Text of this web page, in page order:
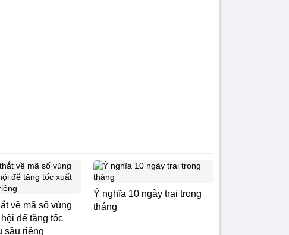
về mã số vùng
để tăng tốc
sầu riêng
Ý nghĩa 10 ngày trai trong
tháng